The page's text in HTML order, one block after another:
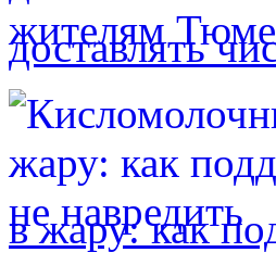
доставлять
в жару: как